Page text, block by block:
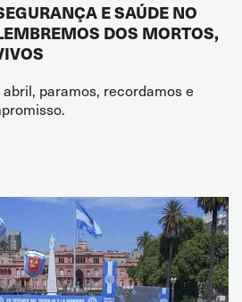
E SAÚDE NO
DOS MORTOS,
paramos, recordamos e